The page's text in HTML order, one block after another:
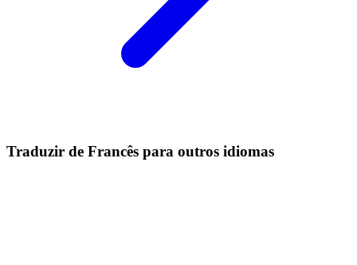
Traduzir de Francês para outros idiomas